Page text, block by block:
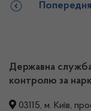
Попередня
Державна служба
контролю за
03115, м. Київ,